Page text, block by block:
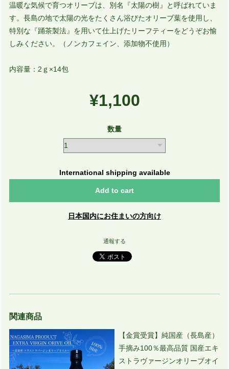
温暖な気候で育つオリーブは、別名『太陽の樹』と呼ばれていま
す。長島の地で太陽の光をたくさん浴びたオリーブ葉を使用し、
特別な『踊茶製法』を用いて仕上げたリーフティーをどうぞお愉
しみください。（ノンカフェイン、添加物不使用）
内容量：2ｇ×14包
¥1,100
数量
International shipping available
Add to cart
日本国内にお住まいの方向け
通報する
関連商品
【金賞受賞】純国産（長島産）
手摘み100％最高品質 国産エキ
ストラヴァージンオリーブオイ